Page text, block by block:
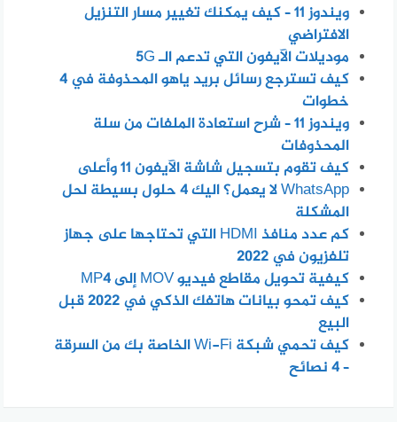
ويندوز 11 – كيف يمكنك تغيير مسار التنزيل
الافتراضي
موديلات الآيفون التي تدعم الـ 5G
كيف تسترجع رسائل بريد ياهو المحذوفة في 4
خطوات
ويندوز 11 – شرح استعادة الملفات من سلة
المحذوفات
كيف تقوم بتسجيل شاشة الآيفون 11 وأعلى
WhatsApp لا يعمل؟ اليك 4 حلول بسيطة لحل
المشكلة
كم عدد منافذ HDMI التي تحتاجها على جهاز
تلفزيون في 2022
كيفية تحويل مقاطع فيديو MOV إلى MP4
كيف تمحو بيانات هاتفك الذكي في 2022 قبل
البيع
كيف تحمي شبكة Wi-Fi الخاصة بك من السرقة
– 4 نصائح